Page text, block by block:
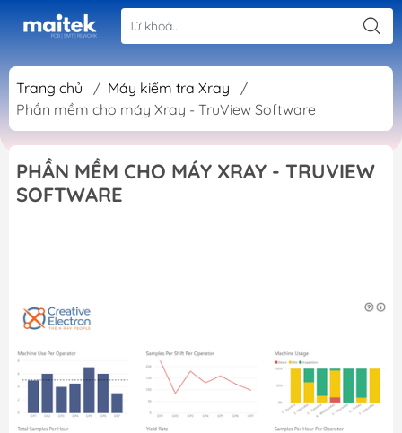
Trang chủ / Máy kiểm tra Xray
/
Phần mềm cho máy Xray - TruView Software
PHẦN MỀM CHO MÁY XRAY - TRUVIEW
SOFTWARE